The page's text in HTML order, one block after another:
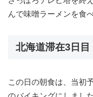
んで味噌ラーメンを食
北海道滞在3日目
この日の朝食は、当初